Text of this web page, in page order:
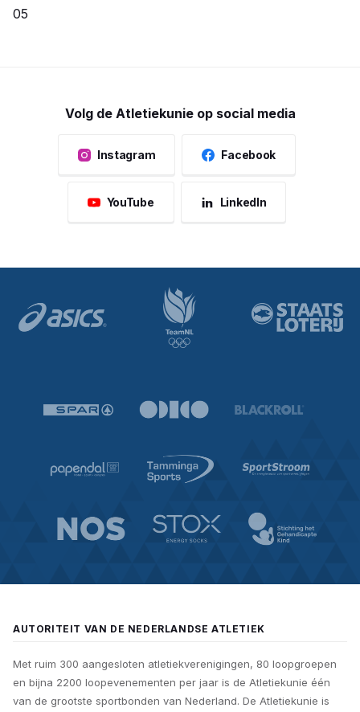
05
Volg de Atletiekunie op social media
Instagram Facebook
YouTube LinkedIn
AUTORITEIT VAN DE NEDERLANDSE ATLETIEK
Met ruim 300 aangesloten atletiekverenigingen, 80 loopgroepen
en bijna 2200 loopevenementen per jaar is de Atletiekunie één
van de grootste sportbonden van Nederland. De Atletiekunie is